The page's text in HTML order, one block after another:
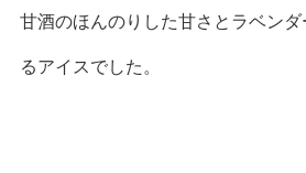
甘酒のほんのりした甘さとラベン
るアイスでした。